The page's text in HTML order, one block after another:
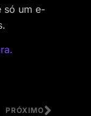
só um e-
PRÓXIMO